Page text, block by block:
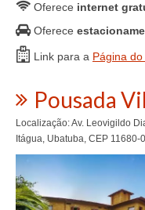
Oferece internet
Oferece
Link para a Página
Pousada
Localização: Av. Leovigildo
Itágua, Ubatuba, CEP 11680-